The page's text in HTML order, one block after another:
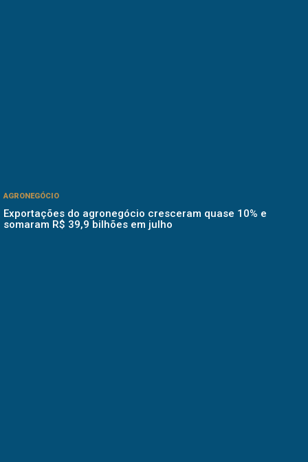
AGRONEGÓCIO
Exportações do agronegócio cresceram quase 10% e
somaram R$ 39,9 bilhões em julho